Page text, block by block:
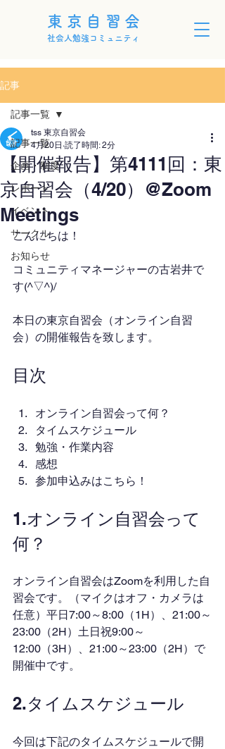
東京自習会
社会人勉強コミュニティ
記事
記事一覧
企画・制度
レポート
イベント
サークル
お知らせ
記事一覧
【開催報告】第4111回：東
京自習会（4/20）@Zoom
Meetings
tss 東京自習会
4月20日 読了時間: 2分
こんにちは！
コミュニティマネージャーの古岩井で
す(^▽^)/
本日の東京自習会（オンライン自習
会）の開催報告を致します。
目次
オンライン自習会って何？
タイムスケジュール
勉強・作業内容
感想
参加申込みはこちら！
1.オンライン自習会って
何？
オンライン自習会はZoomを利用した自
習会です。（マイクはオフ・カメラは
任意）平日7:00～8:00（1H）、21:00～
23:00（2H）土日祝9:00～
12:00（3H）、21:00～23:00（2H）で
開催中です。
2.タイムスケジュール
今回は下記のタイムスケジュールで開